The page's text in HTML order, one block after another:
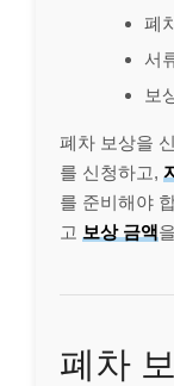
폐
서
보
폐차 보상을
를 신청하고,
를 준비해야
고 보상 금액
폐차